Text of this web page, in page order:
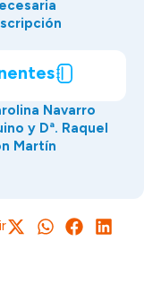
Navarro
y Dª. Raquel
Martín